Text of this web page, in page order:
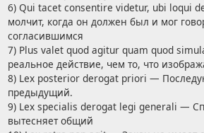
6) Qui tacet consentire videtur, ubi loqui
молчит, когда он должен был и мог
согласившимся
7) Plus valet quod agitur quam quod
реальное действие, чем то, что
8) Lex posterior derogat priori —
предыдущий.
9) Lex specialis derogat legi generali —
вытесняет общий